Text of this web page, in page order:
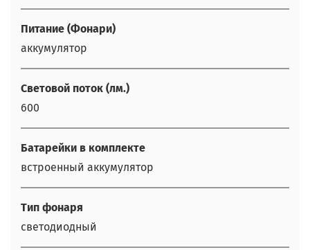
Питание (Фонари)
аккумулятор
Световой поток (лм.)
600
Батарейки в комплекте
встроенный аккумулятор
Тип фонаря
светодиодный